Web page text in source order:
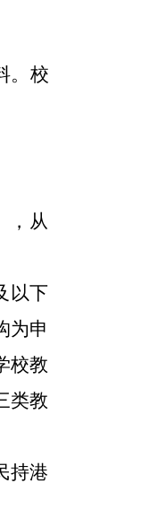
校
，从
以下
为申
校教
类教
持港